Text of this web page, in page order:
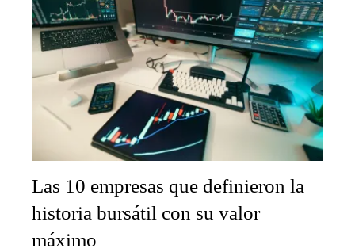
Las 10 empresas que definieron la
historia bursátil con su valor
máximo